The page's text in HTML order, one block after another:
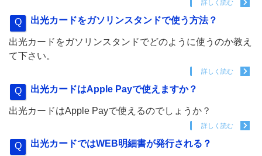
詳しく読む
出光カードをガソリンスタンドで使う方法？
出光カードをガソリンスタンドでどのように使うのか教え
て下さい。
詳しく読む
出光カードはApple Payで使えますか？
出光カードはApple Payで使えるのでしょうか？
詳しく読む
出光カードではWEB明細書が発行される？